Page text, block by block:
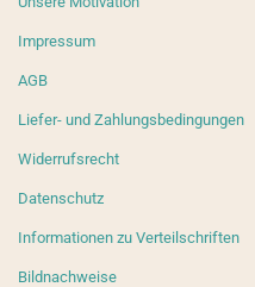
Impressum
AGB
Liefer- und Zahlungsbedingungen
Widerrufsrecht
Datenschutz
Informationen zu Verteilschriften
Bildnachweise